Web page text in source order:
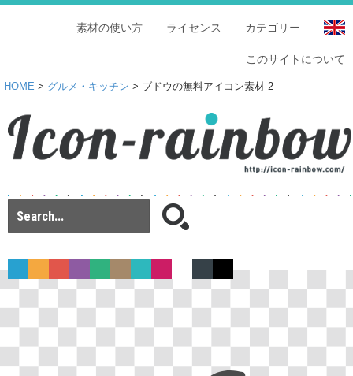
カテゴリー
ライセンス
素材の使い方
このサイトについて
HOME > グルメ・キッチン > ブドウの無料アイコン素材 2